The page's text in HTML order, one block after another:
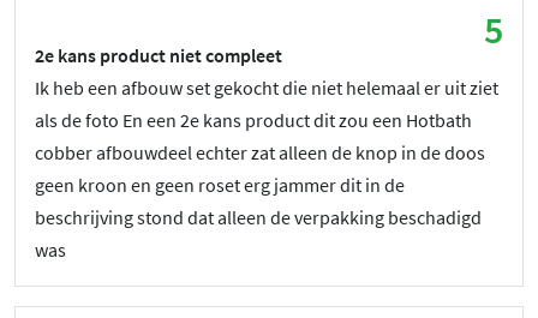
5
2e kans product niet compleet
Ik heb een afbouw set gekocht die niet helemaal er uit ziet
als de foto En een 2e kans product dit zou een Hotbath
cobber afbouwdeel echter zat alleen de knop in de doos
geen kroon en geen roset erg jammer dit in de
beschrijving stond dat alleen de verpakking beschadigd
was